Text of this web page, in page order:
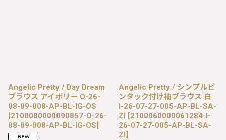
Angelic Pretty / Day Dream
ブラウス アイボリー O-26-
08-09-008-AP-BL-IG-OS
[2100080000090857-O-26-
08-09-008-AP-BL-IG-OS]
Angelic Pretty / シンプルピ
ンタック付け袖ブラウス 白
I-26-07-27-005-AP-BL-SA-
ZI [2100060000061284-I-
26-07-27-005-AP-BL-SA-
ZI]